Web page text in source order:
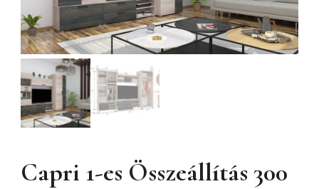
Capri 1-es Összeállítás 300